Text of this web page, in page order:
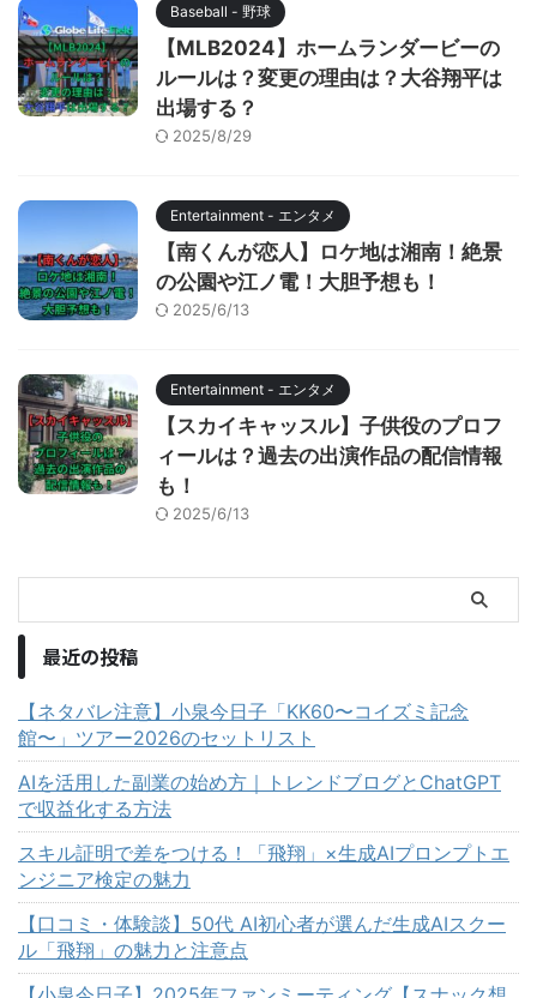
Baseball - 野球
【MLB2024】ホームランダービーの
ルールは？変更の理由は？大谷翔平は
出場する？
2025/8/29
Entertainment - エンタメ
【南くんが恋人】ロケ地は湘南！絶景
の公園や江ノ電！大胆予想も！
2025/6/13
Entertainment - エンタメ
【スカイキャッスル】子供役のプロフ
ィールは？過去の出演作品の配信情報
も！
2025/6/13
最近の投稿
【ネタバレ注意】小泉今日子「KK60〜コイズミ記念
館〜」ツアー2026のセットリスト
AIを活用した副業の始め方｜トレンドブログとChatGPT
で収益化する方法
スキル証明で差をつける！「飛翔」×生成AIプロンプトエ
ンジニア検定の魅力
【口コミ・体験談】50代 AI初心者が選んだ生成AIスクー
ル「飛翔」の魅力と注意点